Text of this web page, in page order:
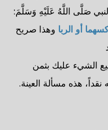
صَلَّى اللَّهُ عَلَيْهِ وَسَلَّمَ:
أو الربا وهذا صريح
الشيء عليك بثمن
هذه مسألة العينة.